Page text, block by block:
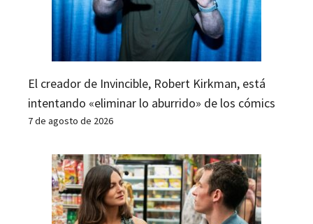
El creador de Invincible, Robert Kirkman, está
intentando «eliminar lo aburrido» de los cómics
7 de agosto de 2026